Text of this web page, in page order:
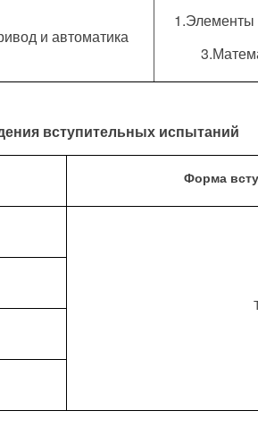
и автоматика
1.Элементы
вступительных испытаний
Форма